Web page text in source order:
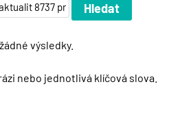
výsledky.
nebo jednotlivá klíčová slova.